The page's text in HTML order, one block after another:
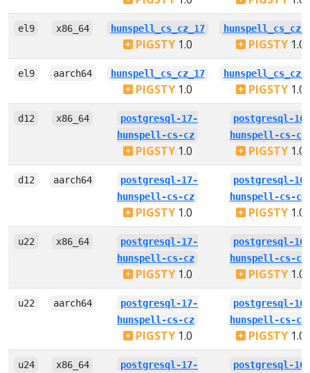
el9 x86_64 hunspell_cs_cz_17
PIGSTY1.0 PIGSTY1.0
el9 aarch64 hunspell_cs_cz_17
PIGSTY1.0 PIGSTY1.0
d12 x86_64
postgresql-17-
hunspell-cs-cz
PIGSTY1.0
postgresql-
hunspell-cs-cz
PIGSTY1.0
d12 aarch64
postgresql-17-
hunspell-cs-cz
PIGSTY1.0
postgresql-
hunspell-cs-cz
PIGSTY1.0
u22 x86_64
postgresql-17-
hunspell-cs-cz
PIGSTY1.0
postgresql-
hunspell-cs-cz
PIGSTY1.0
u22 aarch64
postgresql-17-
hunspell-cs-cz
PIGSTY1.0
postgresql-
hunspell-cs-cz
PIGSTY1.0
u24 x86_64
postgresql-17-
postgresql-